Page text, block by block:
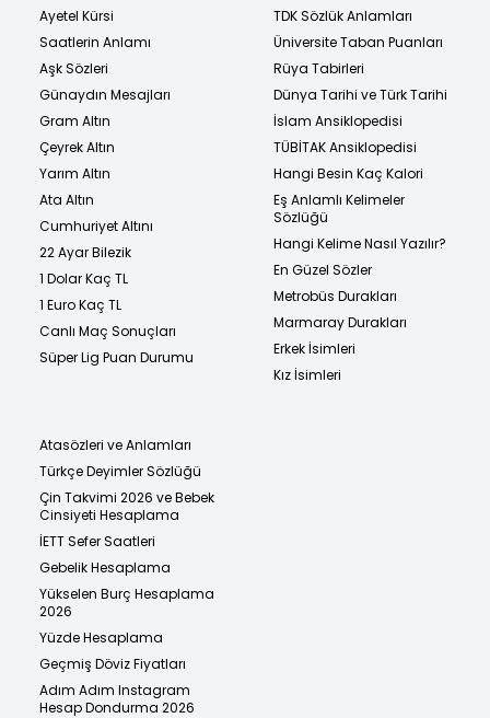
Ayetel Kürsi
Saatlerin Anlamı
Aşk Sözleri
Günaydın Mesajları
Gram Altın
Çeyrek Altın
Yarım Altın
Ata Altın
Cumhuriyet Altını
22 Ayar Bilezik
1 Dolar Kaç TL
1 Euro Kaç TL
Canlı Maç Sonuçları
Süper Lig Puan Durumu
TDK Sözlük Anlamları
Üniversite Taban Puanları
Rüya Tabirleri
Dünya Tarihi ve Türk Tarihi
İslam Ansiklopedisi
TÜBİTAK Ansiklopedisi
Hangi Besin Kaç Kalori
Eş Anlamlı Kelimeler
Sözlüğü
Hangi Kelime Nasıl Yazılır?
En Güzel Sözler
Metrobüs Durakları
Marmaray Durakları
Erkek İsimleri
Kız İsimleri
Atasözleri ve Anlamları
Türkçe Deyimler Sözlüğü
Çin Takvimi 2026 ve Bebek
Cinsiyeti Hesaplama
İETT Sefer Saatleri
Gebelik Hesaplama
Yükselen Burç Hesaplama
2026
Yüzde Hesaplama
Geçmiş Döviz Fiyatları
Adım Adım Instagram
Hesap Dondurma 2026